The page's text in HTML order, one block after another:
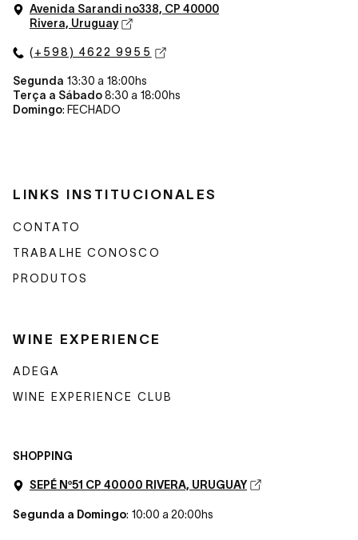
Avenida Sarandi no338, CP 40000
Rivera, Uruguay
(+598) 4622 9955
Segunda 13:30 a 18:00hs
Terça a Sábado8:30 a 18:00hs
Domingo: FECHADO
LINKS INSTITUCIONALES
CONTATO
TRABALHE CONOSCO
PRODUTOS
WINE EXPERIENCE
ADEGA
WINE EXPERIENCE CLUB
SHOPPING
SEPÉ Nº51 CP 40000 RIVERA, URUGUAY
Segunda a Domingo: 10:00 a 20:00hs